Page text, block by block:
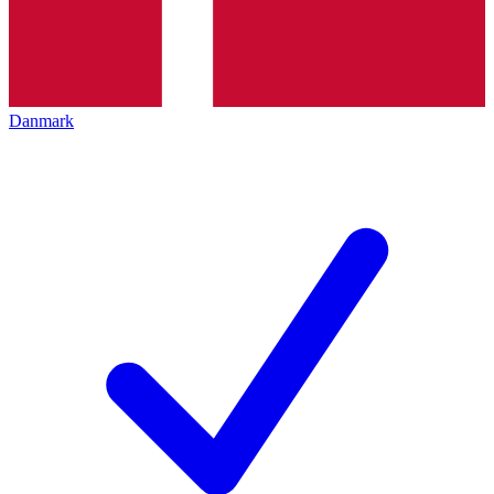
Danmark